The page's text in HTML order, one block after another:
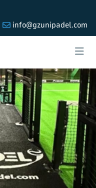
info@gzunipadel.com